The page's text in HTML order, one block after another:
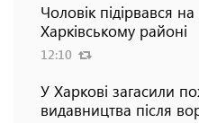
Чоловік підірвався на
Харківському районі
12:10
У Харкові загасили
видавництва після